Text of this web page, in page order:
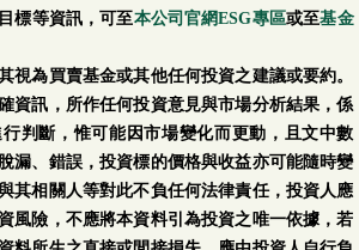
08/05 7.5128 0.0103 0.14 %
標等資訊，可至本公司官網ESG專區或至基金
視為買賣基金或其他任何投資之建議或要約。
資訊，所作任何投資意見與市場分析結果，係
判斷，惟可能因市場變化而更動，且文中數
漏、錯誤，投資標的價格與收益亦可能隨時變
其相關人等對此不負任何法律責任，投資人應
風險，不應將本資料引為投資之唯一依據，若